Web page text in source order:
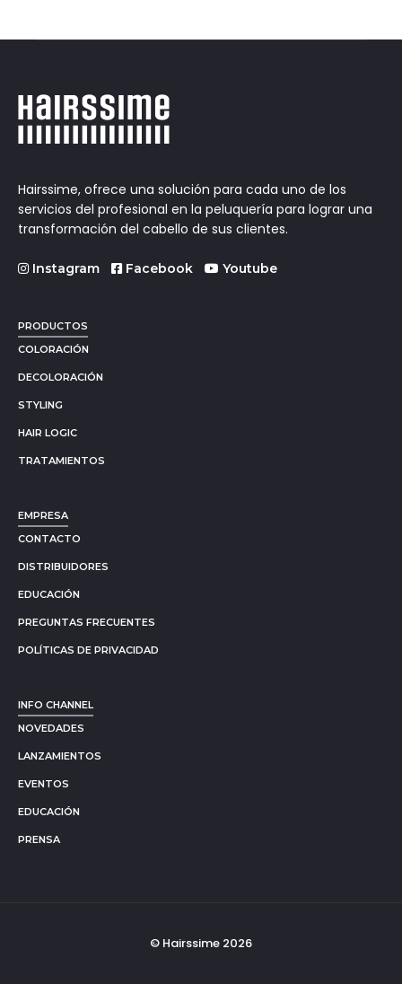
Hairssime, ofrece una solución para cada uno de los
servicios del profesional en la peluquería para lograr una
transformación del cabello de sus clientes.
Instagram Facebook Youtube
PRODUCTOS
COLORACIÓN
DECOLORACIÓN
STYLING
HAIR LOGIC
TRATAMIENTOS
EMPRESA
CONTACTO
DISTRIBUIDORES
EDUCACIÓN
PREGUNTAS FRECUENTES
POLÍTICAS DE PRIVACIDAD
INFO CHANNEL
NOVEDADES
LANZAMIENTOS
EVENTOS
EDUCACIÓN
PRENSA
© Hairssime 2026